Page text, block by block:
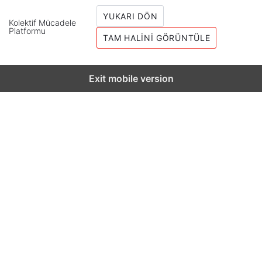
Kolektif Mücadele
Platformu
YUKARI DÖN
TAM HALINI GÖRÜNTÜLE
Exit mobile version